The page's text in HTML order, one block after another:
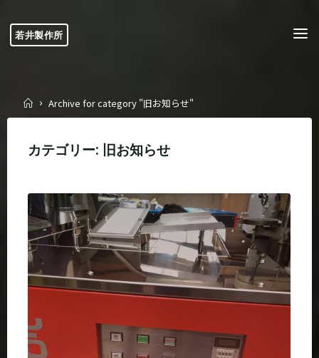
to
content
若井製作所
Home
Archive for category "旧お知らせ"
カテゴリー: 旧お知らせ